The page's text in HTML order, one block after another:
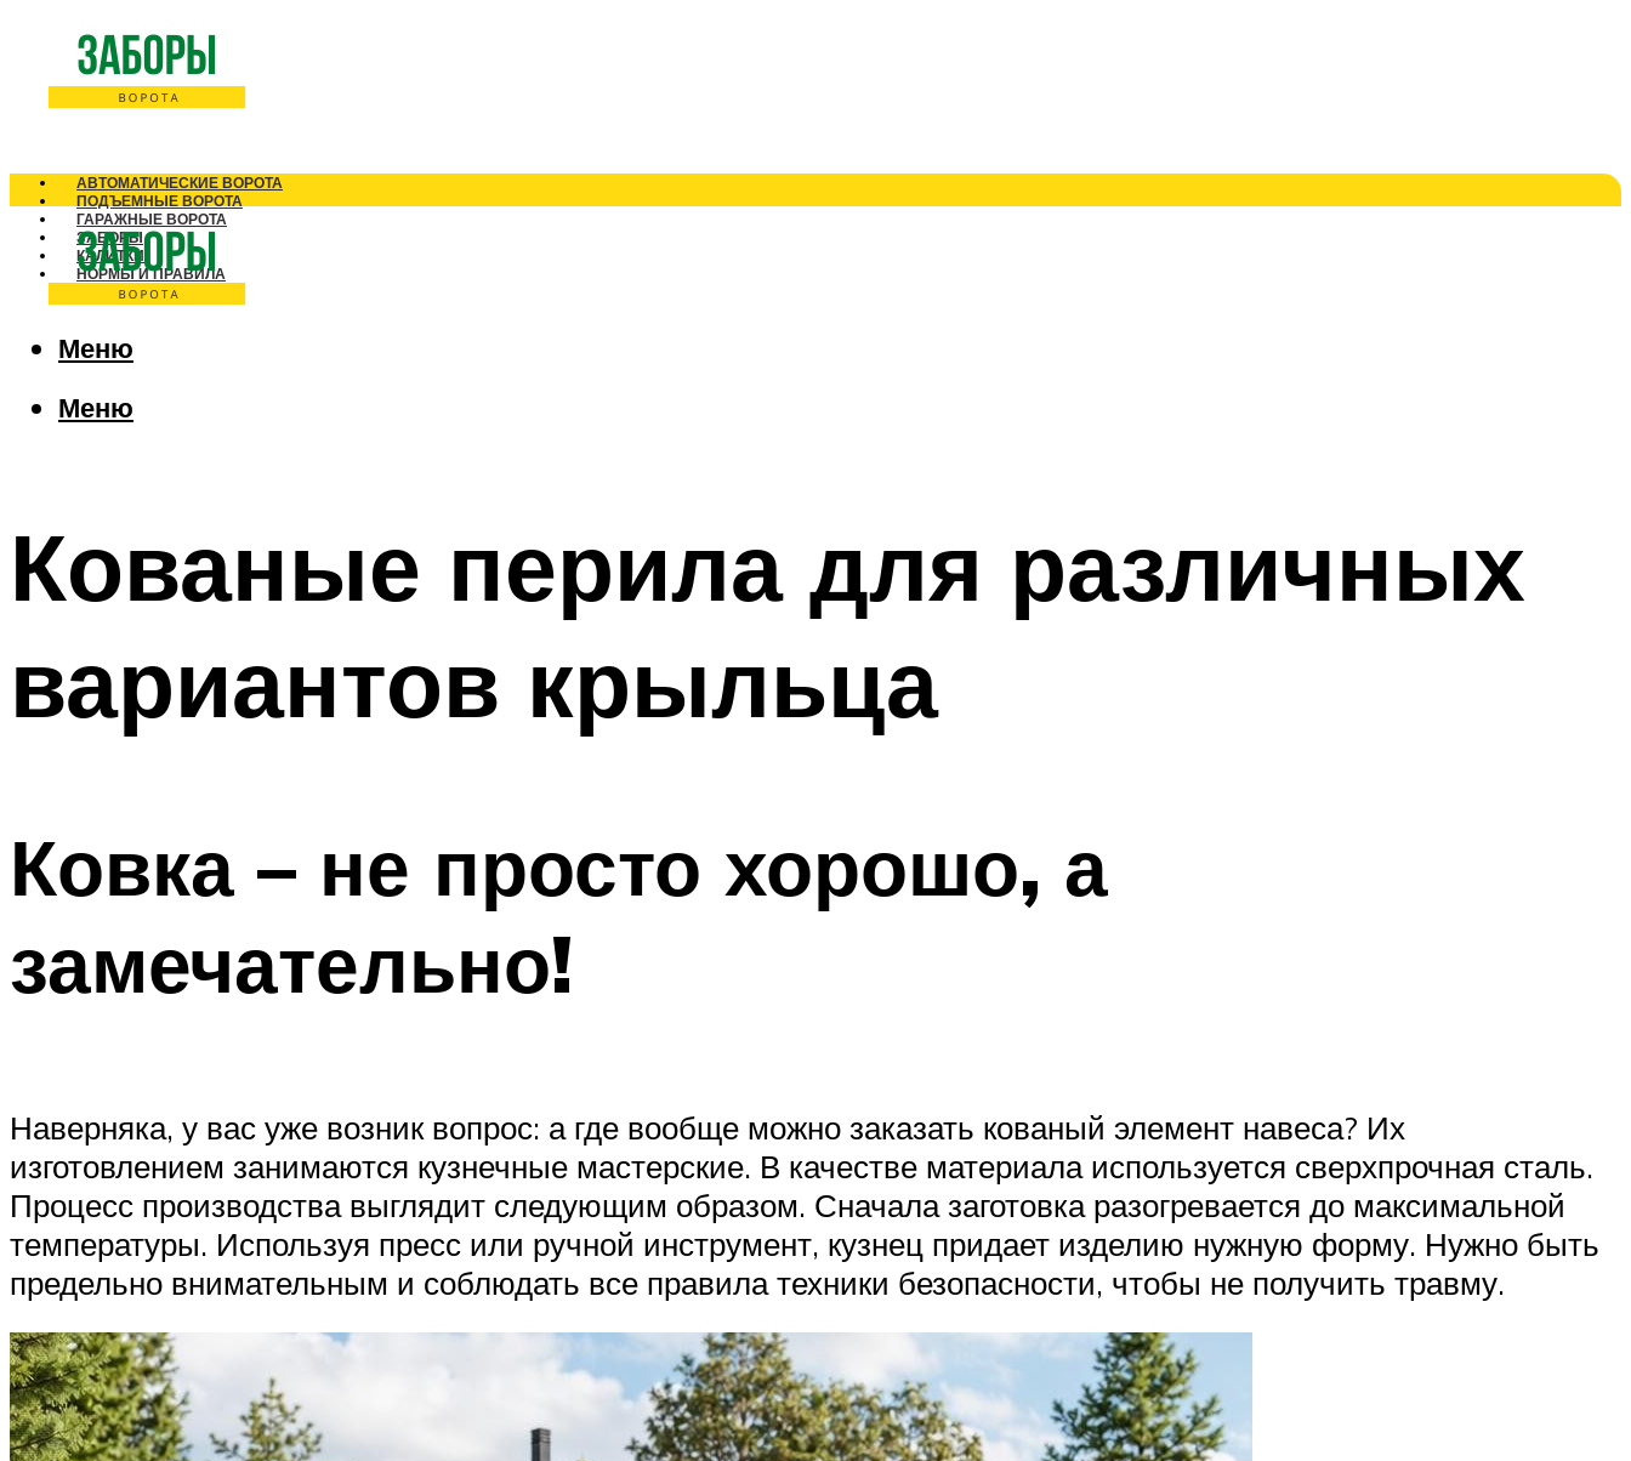
АВТОМАТИЧЕСКИЕ ВОРОТА
ПОДЪЕМНЫЕ ВОРОТА
ГАРАЖНЫЕ ВОРОТА
ЗАБОРЫ
КАЛИТКИ
НОРМЫ И ПРАВИЛА
Меню
Меню
Кованые перила для различных
вариантов крыльца
Ковка – не просто хорошо, а
замечательно!
Наверняка, у вас уже возник вопрос: а где вообще можно заказать кованый элемент навеса? Их
изготовлением занимаются кузнечные мастерские. В качестве материала используется сверхпрочная сталь.
Процесс производства выглядит следующим образом. Сначала заготовка разогревается до максимальной
температуры. Используя пресс или ручной инструмент, кузнец придает изделию нужную форму. Нужно быть
предельно внимательным и соблюдать все правила техники безопасности, чтобы не получить травму.